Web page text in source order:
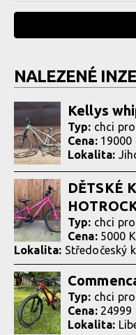
NALEZENÉ
Kellys
Typ: chci
Cena: 19000
Lokalita:
DĚTSKÉ
Typ: chci
Cena: 5000
Lokalita: Středočeský
Typ: chci
Cena: 24999
Lokalita: